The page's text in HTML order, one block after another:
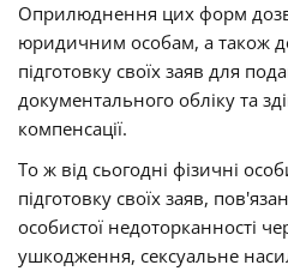
Оприлюднення цих форм
юридичним особам, а також
підготовку своїх заяв для
документального обліку та
компенсації.
То ж від сьогодні фізичні
підготовку своїх заяв,
особистої недоторканності
ушкодження, сексуальне